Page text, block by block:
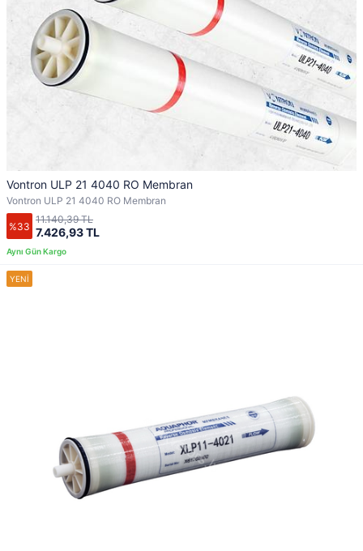
Vontron ULP 21 4040 RO Membran
Vontron ULP 21 4040 RO Membran
%33 7.426,93 TL
11.140,39 TL